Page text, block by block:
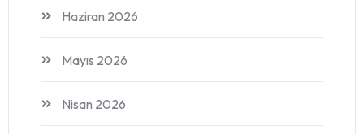
Haziran 2026
Mayıs 2026
Nisan 2026